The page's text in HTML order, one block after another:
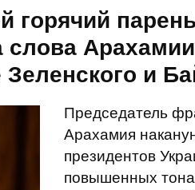
горячий
слова
Зеленского и
Председатель
Арахамия
президентов
повышенных